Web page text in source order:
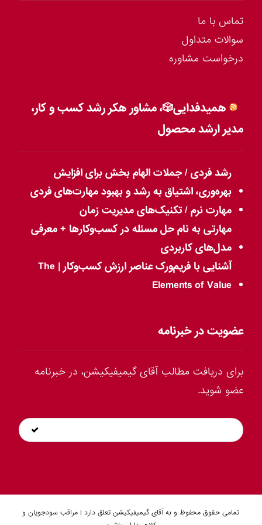
تماس با ما
سوالات متداول
درخواست مشاوره
همیدفدایی🎲، مشاور هکر رشد کسب و کار،
مدیر ارشد محصول
رشد فردی / جملات الهام بخش برای افزایش
بهره‌وری، اشتیاق به رشد و بهبود مهارت‌های فردی
مهارت نرم / تکنیک‌های مدیریت زمان
مهارتی به نام حل مسئله در کسب‌وکارها + معرفی
مدل‌های کاربردی
آشنایی با فریم‌ورک عناصر ارزش کسب‌وکار | The
Elements of Value
عضویت در خبرنامه
برای دریافت مطالب آقای گیمیفیکیشن، در خبرنامه
عضو شوید.
تمامی حقوق محفوظ و به آقای گیمیفیکیشن تعلق دارد | مراقب سودجویان و